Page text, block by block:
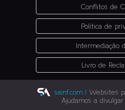
Conflitos de
Política de
Intermediação
Livro de
sainf.com | Websites
Ajudamos a